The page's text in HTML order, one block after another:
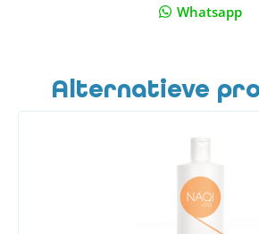
Whatsapp
Alternatieve